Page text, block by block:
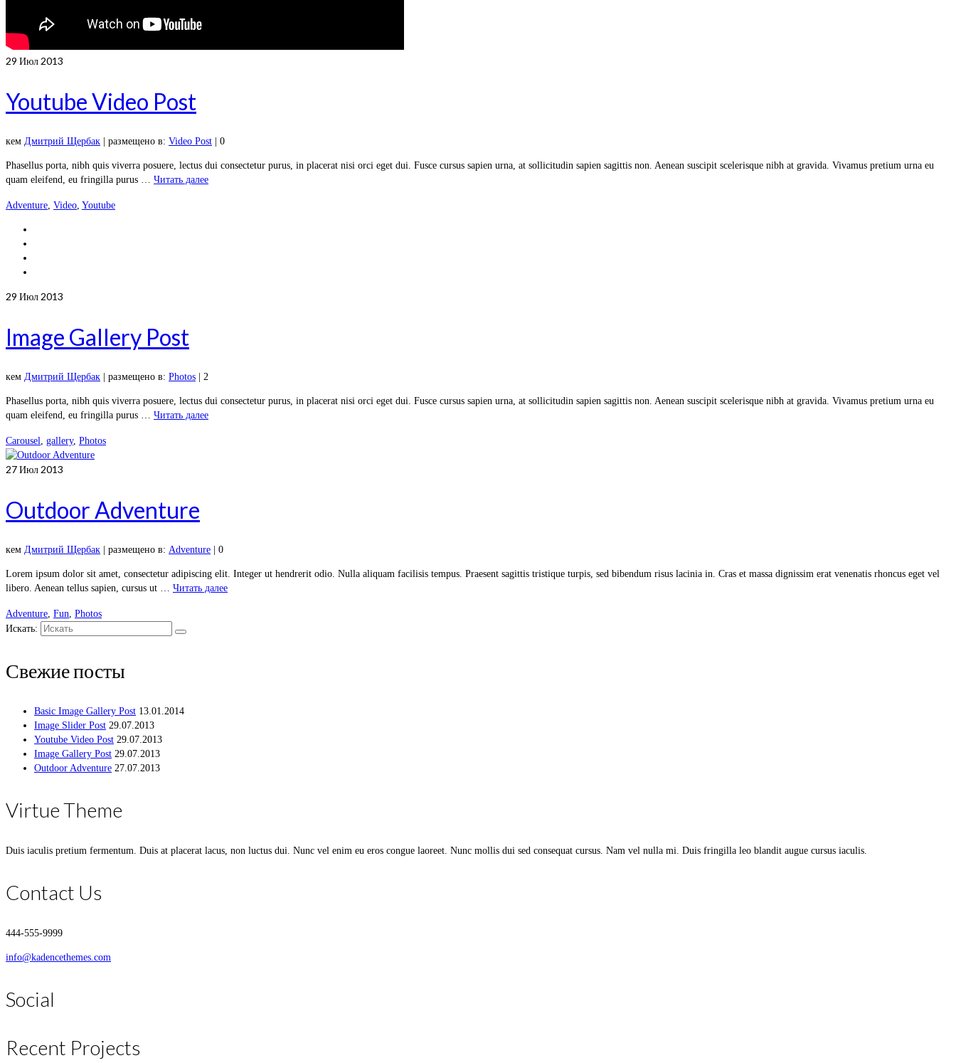
29 Июл 2013
Youtube Video Post
кем Дмитрий Щербак размещено в: Video Post 0
Phasellus porta, nibh quis viverra posuere, lectus dui consectetur purus, in placerat nisi orci eget dui. Fusce cursus sapien urna, at sollicitudin sapien sagittis non. Aenean suscipit scelerisque nibh at gravida. Vivamus pretium urna eu
quam eleifend, eu fringilla purus … Читать далее
Adventure, Video, Youtube
29 Июл 2013
Image Gallery Post
кем Дмитрий Щербак размещено в: Photos 2
Phasellus porta, nibh quis viverra posuere, lectus dui consectetur purus, in placerat nisi orci eget dui. Fusce cursus sapien urna, at sollicitudin sapien sagittis non. Aenean suscipit scelerisque nibh at gravida. Vivamus pretium urna eu
quam eleifend, eu fringilla purus … Читать далее
Carousel, gallery, Photos
27Июл 2013
Outdoor Adventure
кем Дмитрий Щербак размещено в: Adventure 0
Lorem ipsum dolor sit amet, consectetur adipiscing elit. Integer ut hendrerit odio. Nulla aliquam facilisis tempus. Praesent sagittis tristique turpis, sed bibendum risus lacinia in. Cras et massa dignissim erat venenatis rhoncus eget vel
libero. Aenean tellus sapien, cursus ut … Читать далее
Adventure, Fun, Photos
Искать:
Свежие посты
Basic Image Gallery Post 13.01.2014
Image Slider Post 29.07.2013
Youtube Video Post 29.07.2013
Image Gallery Post 29.07.2013
Outdoor Adventure 27.07.2013
Virtue Theme
Duis iaculis pretium fermentum. Duis at placerat lacus, non luctus dui. Nunc vel enim eu eros congue laoreet. Nunc mollis dui sed consequat cursus. Nam vel nulla mi. Duis fringilla leo blandit augue cursus iaculis.
Contact Us
444-555-9999
info@kadencethemes.com
Social
Recent Projects